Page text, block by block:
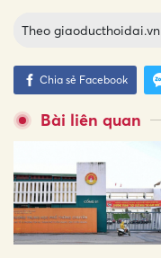
Theo giaoducthoidai.vn
Chia sẻ Facebook
Bài liên quan